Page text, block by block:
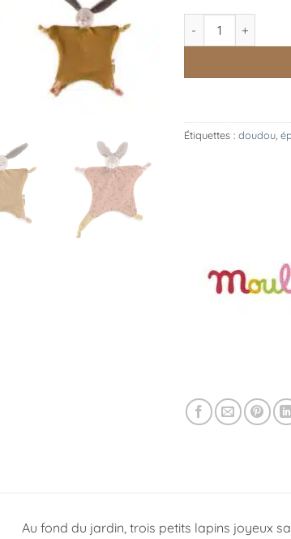
quantité de
Étiquettes : doudou
Au fond du jardin, trois petits lapins joyeux